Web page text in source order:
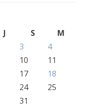
J S
M
3
4
10
11
17
18
24
25
31